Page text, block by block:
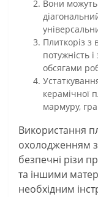
Вони можуть
Плиткоріз
потужність
обсягами
керамічної
мармуру,
Використання
охолодженням
безпечні різи
та іншими
необхідним